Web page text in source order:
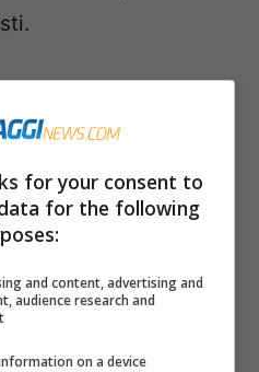
alpine del Cervino
in salitalungo la
della montagna. Allo
la società delleguide
Monte Bianco
for your consent to
for the following
and content, advertising and
audience research and
on a device